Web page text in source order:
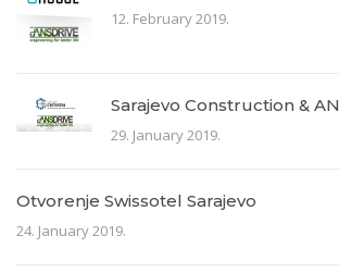
12. February 2019.
Sarajevo Construction &
29. January 2019.
Otvorenje Swissotel Sarajevo
24. January 2019.